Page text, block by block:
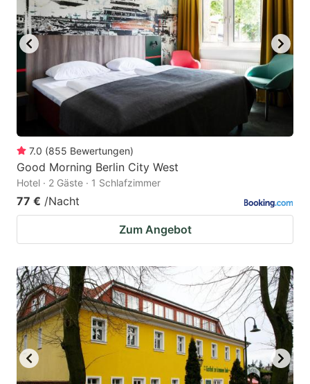
7.0 (855 Bewertungen)
Good Morning Berlin City West
Hotel · 2 Gäste · 1 Schlafzimmer
77 € /Nacht
Zum Angebot